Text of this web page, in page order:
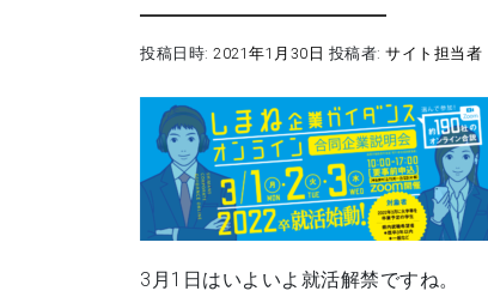
投稿日時: 2021年1月30日 投稿者: サイト担当者
3月1日はいよいよ就活解禁ですね。